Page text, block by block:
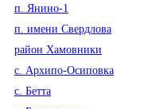
п. Янино-1
п. имени Свердлова
район Хамовники
с. Архипо-Осиповка
с. Бетта